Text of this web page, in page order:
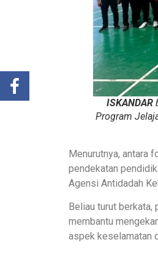
ISKANDAR
Program
Menurutnya, antara
pendekatan
Agensi Antidadah
Beliau turut berkata,
membantu
aspek keselamatan